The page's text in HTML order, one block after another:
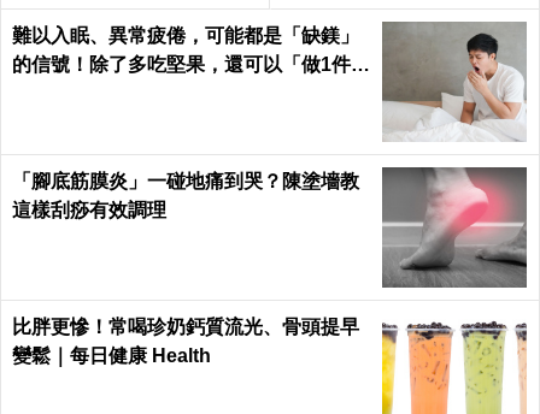
難以入眠、異常疲倦，可能都是「缺鎂」
的信號！除了多吃堅果，還可以「做1件
「腳底筋膜炎」一碰地痛到哭？陳塗墻教
這樣刮痧有效調理
比胖更慘！常喝珍奶鈣質流光、骨頭提早
變鬆｜每日健康 Health